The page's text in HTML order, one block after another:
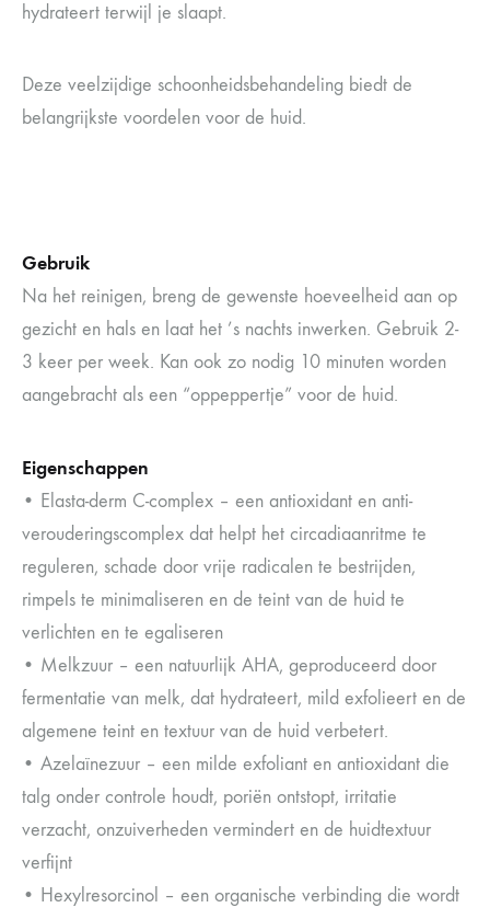
hydrateert terwijl je slaapt.
Deze veelzijdige schoonheidsbehandeling biedt de
belangrijkste voordelen voor de huid.
Gebruik
Na het reinigen, breng de gewenste hoeveelheid aan op
gezicht en hals en laat het ’s nachts inwerken. Gebruik 2-
3 keer per week. Kan ook zo nodig 10 minuten worden
aangebracht als een “oppeppertje” voor de huid.
Eigenschappen
• Elasta-derm C-complex – een antioxidant en anti-
verouderingscomplex dat helpt het circadiaanritme te
reguleren, schade door vrije radicalen te bestrijden,
rimpels te minimaliseren en de teint van de huid te
verlichten en te egaliseren
• Melkzuur – een natuurlijk AHA, geproduceerd door
fermentatie van melk, dat hydrateert, mild exfolieert en de
algemene teint en textuur van de huid verbetert.
• Azelaïnezuur – een milde exfoliant en antioxidant die
talg onder controle houdt, poriën ontstopt, irritatie
verzacht, onzuiverheden vermindert en de huidtextuur
verfijnt
• Hexylresorcinol – een organische verbinding die wordt